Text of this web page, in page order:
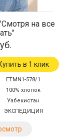
на все
в 1 клик
ETMN1-578/1
100% хлопок
Узбекистан
ЭКСПЕДИЦИЯ